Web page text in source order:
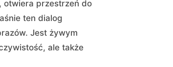
otwiera przestrzeń do
ten dialog
Jest żywym
ale także